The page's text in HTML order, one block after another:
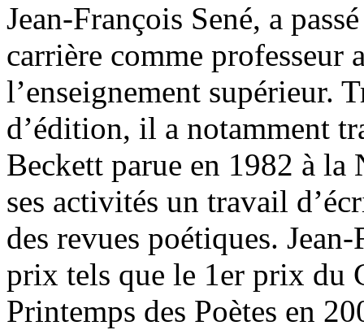
Jean-François Sené, a
carrière comme professeur
l’enseignement supérieur.
d’édition, il a notamment
Beckett parue en 1982 à
ses activités un travail
des revues poétiques.
prix tels que le 1er prix du
Printemps des Poètes en